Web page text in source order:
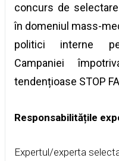
concurs de
în domeniul mass-
politici interne
Campaniei
tendențioase STOP
Responsabilitățile
Expertul/experta